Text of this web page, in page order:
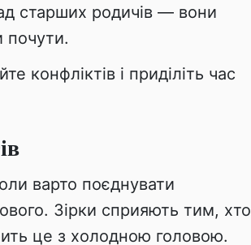
старших родичів — вони
почути.
конфліктів і приділіть час
варто поєднувати
Зірки сприяють тим, хто
це з холодною головою.